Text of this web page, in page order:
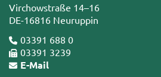
Virchowstraße 14–16
DE-16816 Neuruppin
03391 688 0
03391 3239
E-Mail